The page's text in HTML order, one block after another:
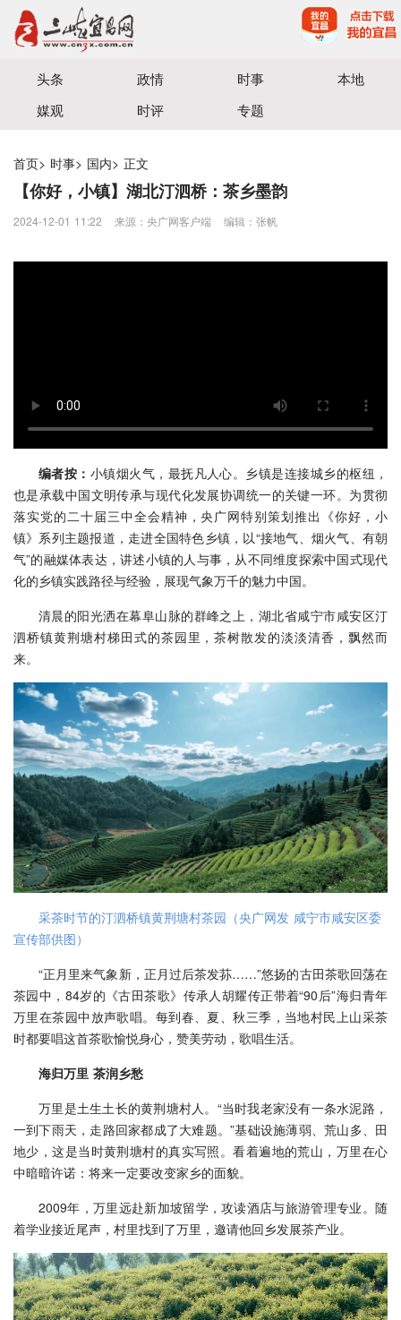
宜昌三峡融媒体中心主办
头条 政情 时事
本地
媒观
时评 专题
首页> 时事> 国内> 正文
【你好，小镇】湖北汀泗桥：茶乡墨韵
2024-12-01 11:22 来源：央广网客户端 编辑：张帆
编者按： 小镇烟火气，最抚凡人心。乡镇是连接城乡的枢纽，
也是承载中国文明传承与现代化发展协调统一的关键一环。为贯彻
落实党的二十届三中全会精神，央广网特别策划推出《你好，小
镇》系列主题报道，走进全国特色乡镇，以“接地气、烟火气、有朝
气”的融媒体表达，讲述小镇的人与事，从不同维度探索中国式现代
化的乡镇实践路径与经验，展现气象万千的魅力中国。
清晨的阳光洒在幕阜山脉的群峰之上，湖北省咸宁市咸安区汀
泗桥镇黄荆塘村梯田式的茶园里，茶树散发的淡淡清香，飘然而
来。
采茶时节的汀泗桥镇黄荆塘村茶园（央广网发 咸宁市咸安区委
宣传部供图）
“正月里来气象新，正月过后茶发荪……”悠扬的古田茶歌回荡在
茶园中，84岁的《古田茶歌》传承人胡耀传正带着“90后”海归青年
万里在茶园中放声歌唱。每到春、夏、秋三季，当地村民上山采茶
时都要唱这首茶歌愉悦身心，赞美劳动，歌唱生活。
海归万里 茶润乡愁
万里是土生土长的黄荆塘村人。“当时我老家没有一条水泥路，
一到下雨天，走路回家都成了大难题。”基础设施薄弱、荒山多、田
地少，这是当时黄荆塘村的真实写照。看着遍地的荒山，万里在心
中暗暗许诺：将来一定要改变家乡的面貌。
2009年，万里远赴新加坡留学，攻读酒店与旅游管理专业。随
着学业接近尾声，村里找到了万里，邀请他回乡发展茶产业。